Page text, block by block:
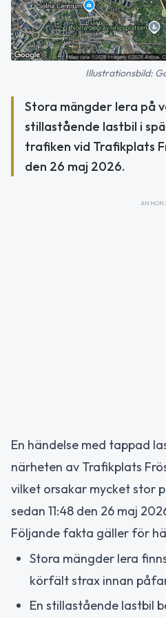
Illustrationsbild:
Stora mängder lera på
stillastående lastbil i
trafiken vid Trafikplats
den 26 maj 2026.
En händelse med tappad
närheten av Trafikplats
vilket orsakar mycket stor
sedan 11:48 den 26 maj
Följande fakta gäller för
Stora mängder lera
körfält strax innan
En stillastående lastbil